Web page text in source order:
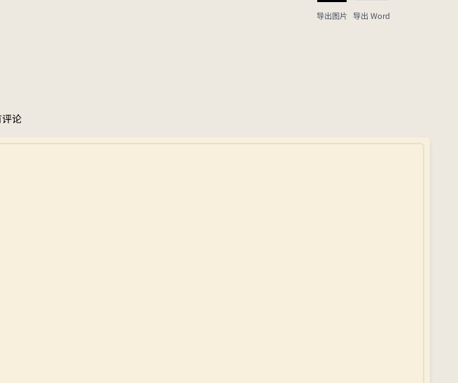
导出图片 导出 Word
论